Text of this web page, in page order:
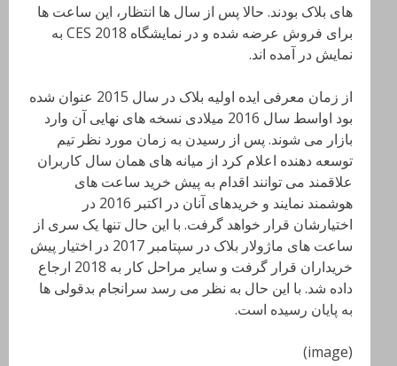
های بلاک بودند. حالا پس از سال ها انتظار، این ساعت ها
برای فروش عرضه شده و در نمایشگاه CES 2018 به
نمایش در آمده اند.
از زمان معرفی ایده اولیه بلاک در سال 2015 عنوان شده
بود اواسط سال 2016 میلادی نسخه های نهایی آن وارد
بازار می شوند. پس از رسیدن به زمان مورد نظر تیم
توسعه دهنده اعلام کرد از میانه های همان سال کاربران
علاقمند می توانند اقدام به پیش خرید ساعت های
هوشمند نمایند و خریدهای آنان در اکتبر 2016 در
اختیارشان قرار خواهد گرفت. با این حال تنها یک سری از
ساعت های ماژولار بلاک در سپتامبر 2017 در اختیار پیش
خریداران قرار گرفت و سایر مراحل کار به 2018 ارجاع
داده شد. با این حال به نظر می رسد سرانجام بدقولی ها
به پایان رسیده است.
(image)